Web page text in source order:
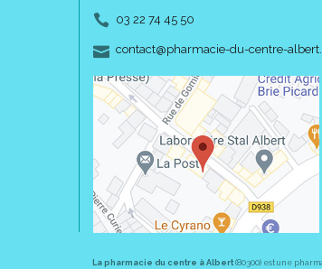
03 22 74 45 50
contact-
@-
pharmacie-du-centre-
La pharmacie du centre à Albert(80300) est une